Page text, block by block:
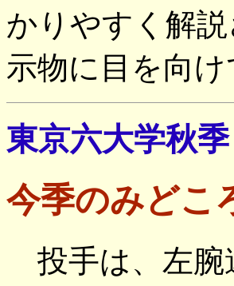
かりやすく解
示物に目を向け
東京六大学秋
今季のみどこ
投手は、左腕